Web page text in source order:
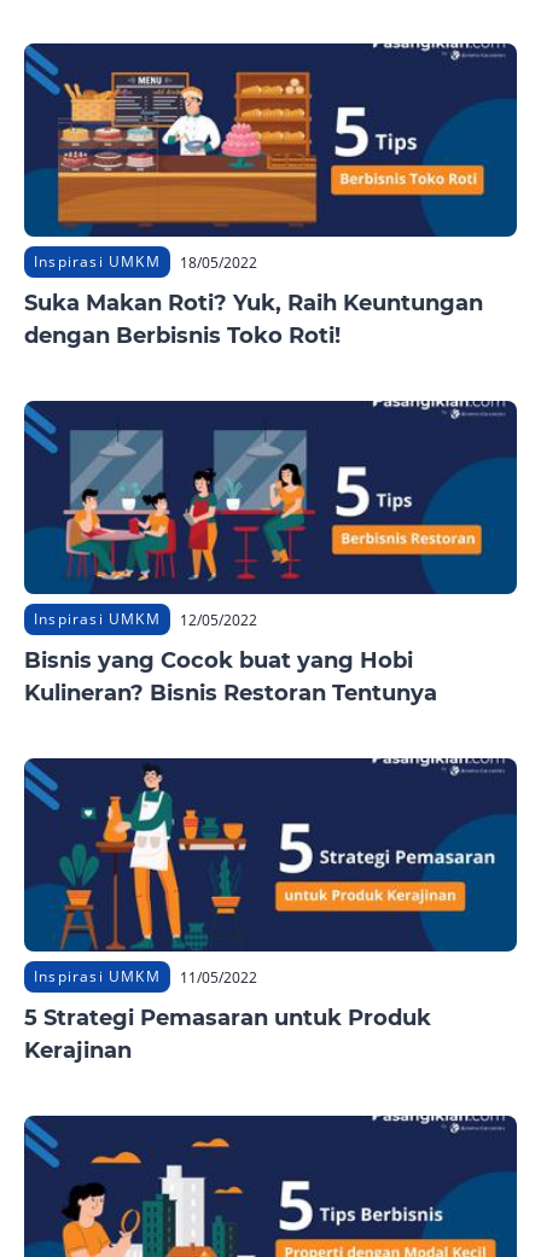
Inspirasi UMKM 18/05/2022
Suka Makan Roti? Yuk, Raih Keuntungan
dengan Berbisnis Toko Roti!
Inspirasi UMKM 12/05/2022
Bisnis yang Cocok buat yang Hobi
Kulineran? Bisnis Restoran Tentunya
Inspirasi UMKM 11/05/2022
5 Strategi Pemasaran untuk Produk
Kerajinan